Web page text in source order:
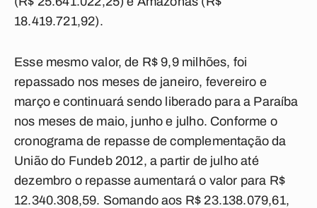
18.419.721,92).
Esse mesmo valor, de R$ 9,9 milhões, foi
repassado nos meses de janeiro, fevereiro e
março e continuará sendo liberado para a Paraíba
nos meses de maio, junho e julho. Conforme o
cronograma de repasse de complementação da
União do Fundeb 2012, a partir de julho até
dezembro o repasse aumentará o valor para R$
12.340.308,59. Somando aos R$ 23.138.079,61,